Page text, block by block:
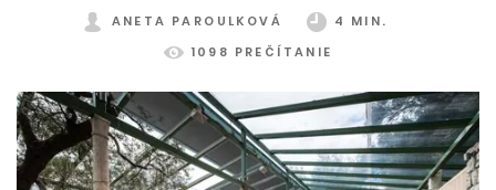
ANETA PAROULKOVÁ
4 MIN.
1098 PREČÍTANIE